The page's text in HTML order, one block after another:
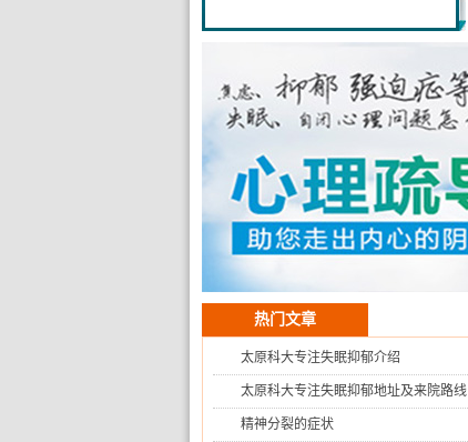
热门文章
太原科大专注失眠抑郁介绍
太原科大专注失眠抑郁地址及来院路线
精神分裂的症状